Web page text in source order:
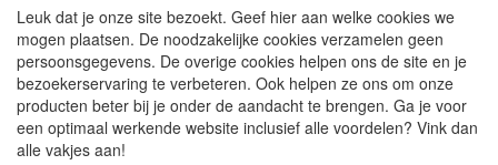
Prijzen inclusief 21% BTW, tenzij anders vermeldt
Prijswijzigingen en typefouten voorbehouden
© Smitsound Geluidstechniek 2024, alle rechten
Leuk dat je onze site bezoekt. Geef hier aan welke cookies we
mogen plaatsen. De noodzakelijke cookies verzamelen geen
persoonsgegevens. De overige cookies helpen ons de site en je
bezoekerservaring te verbeteren. Ook helpen ze ons om onze
producten beter bij je onder de aandacht te brengen. Ga je voor
een optimaal werkende website inclusief alle voordelen? Vink dan
alle vakjes aan!